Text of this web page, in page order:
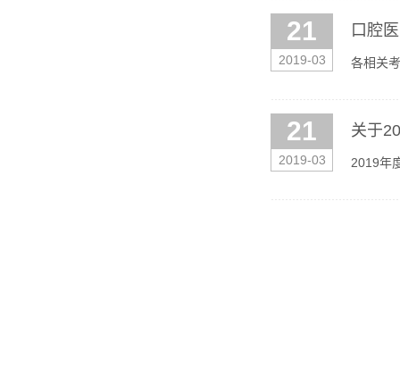
21
2019-03
口腔
各相关
21
2019-03
关于
2019年